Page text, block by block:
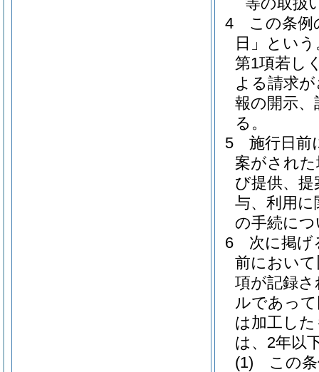
4
この条例
日」という
第1項若し
よる請求
報の開示
る。
5
施行日前
案がされ
び提供、
与、利用
の手続に
6
次に掲げ
前におい
項が記録
ルであっ
は加工し
は、2年以
(1)
この